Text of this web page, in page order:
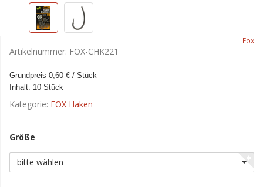
Fox
Artikelnummer: FOX-CHK221
Grundpreis 0,60 € / Stück
Inhalt: 10 Stück
Kategorie: FOX Haken
Größe
bitte wählen